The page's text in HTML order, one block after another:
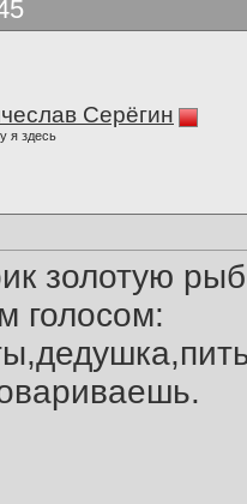
Серёгин
я здесь
золотую
голосом: